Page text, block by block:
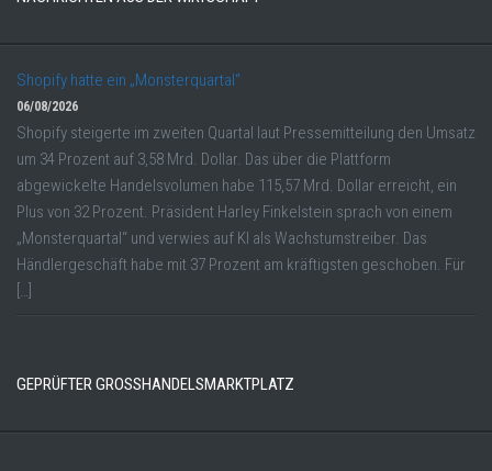
Shopify hatte ein „Monsterquartal“
06/08/2026
Shopify steigerte im zweiten Quartal laut Pressemitteilung den Umsatz
um 34 Prozent auf 3,58 Mrd. Dollar. Das über die Plattform
abgewickelte Handelsvolumen habe 115,57 Mrd. Dollar erreicht, ein
Plus von 32 Prozent. Präsident Harley Finkelstein sprach von einem
„Monsterquartal“ und verwies auf KI als Wachstumstreiber. Das
Händlergeschäft habe mit 37 Prozent am kräftigsten geschoben. Für
[…]
GEPRÜFTER GROSSHANDELSMARKTPLATZ